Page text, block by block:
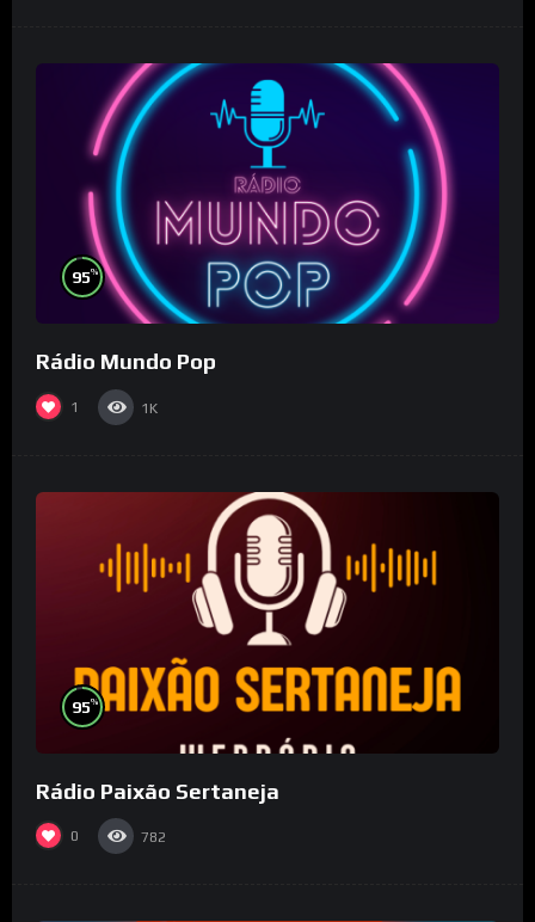
95%
Rádio Mundo Pop
1 1K
95%
Rádio Paixão Sertaneja
0 782